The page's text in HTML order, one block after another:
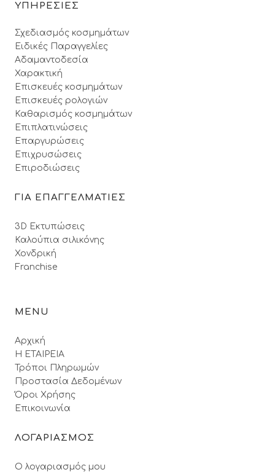
ΥΠΗΡΕΣΙΕΣ
Σχεδιασμός κοσμημάτων
Ειδικές Παραγγελίες
Αδαμαντοδεσία
Χαρακτική
Επισκευές κοσμημάτων
Επισκευές ρολογιών
Καθαρισμός κοσμημάτων
Επιπλατινώσεις
Επαργυρώσεις
Επιχρυσώσεις
Επιροδιώσεις
ΓΙΑ ΕΠΑΓΓΕΛΜΑΤΙΕΣ
3D Εκτυπώσεις
Καλούπια σιλικόνης
Χονδρική
Franchise
MENU
Αρχική
Η ΕΤΑΙΡΕΙΑ
Τρόποι Πληρωμών
Προστασία Δεδομένων
Όροι Xρήσης
Επικοινωνία
ΛΟΓΑΡΙΑΣΜΟΣ
Ο λογαριασμός μου